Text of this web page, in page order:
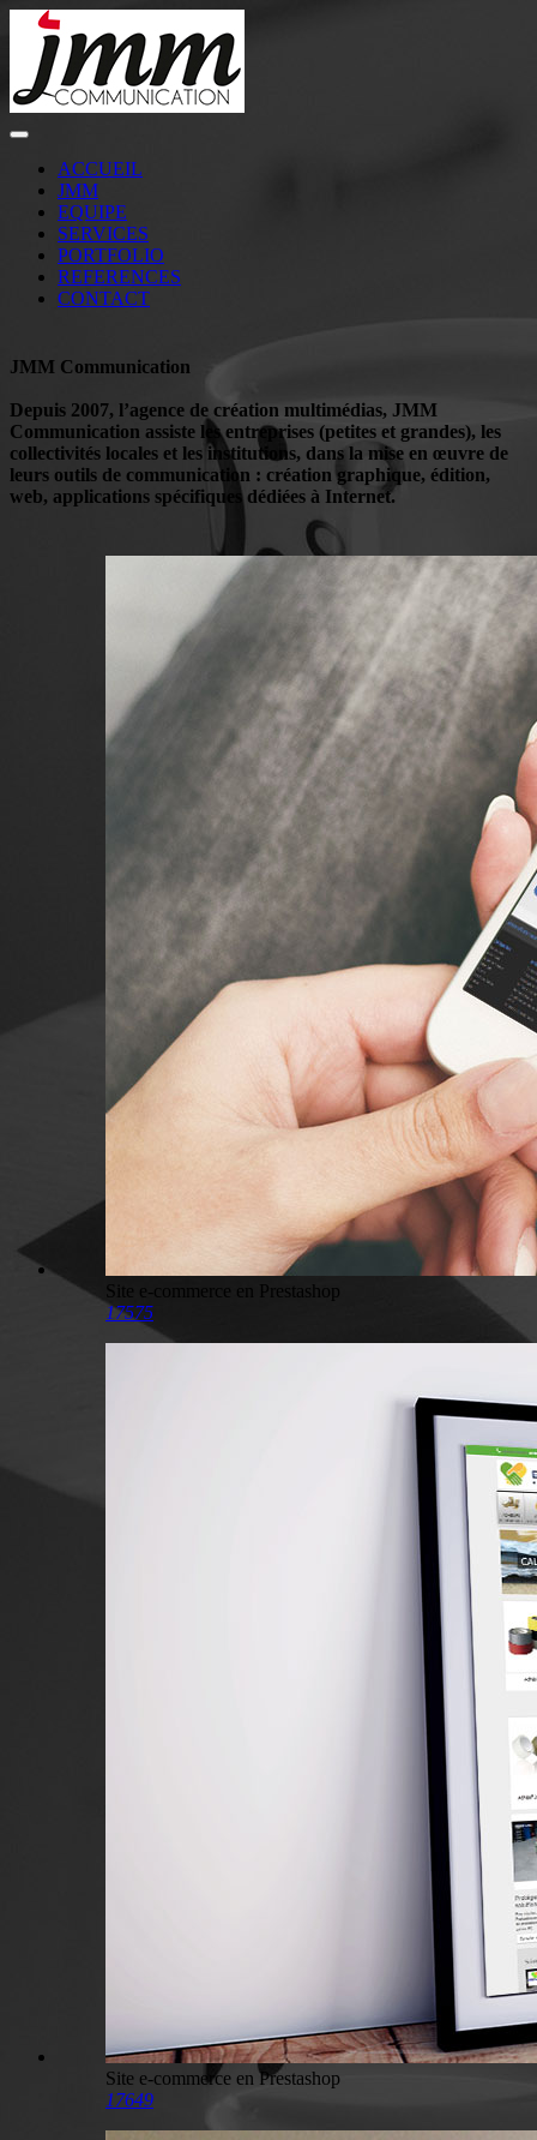
ACCUEIL
JMM
EQUIPE
SERVICES
PORTFOLIO
REFERENCES
CONTACT
JMM Communication
Depuis 2007, l’agence de création multimédias, JMM
Communication assiste les entreprises (petites et grandes), les
collectivités locales et les institutions, dans la mise en œuvre de
leurs outils de communication : création graphique, édition,
web, applications spécifiques dédiées à Internet.
Site e-commerce en Prestashop
17575
Site e-commerce en Prestashop
17649